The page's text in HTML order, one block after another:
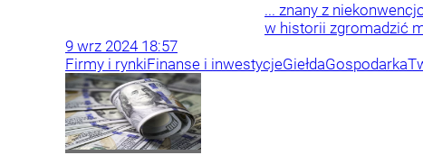
... znany z
w historii zgromadzić
9 wrz 2024 18:57
Firmy i rynkiFinanse i inwestycjeGiełdaGospodarka